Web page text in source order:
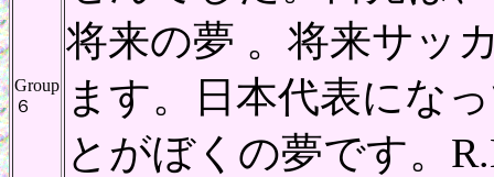
Group
６
将来の夢 。将来サッ
ます。日本代表にな
とがぼくの夢です。